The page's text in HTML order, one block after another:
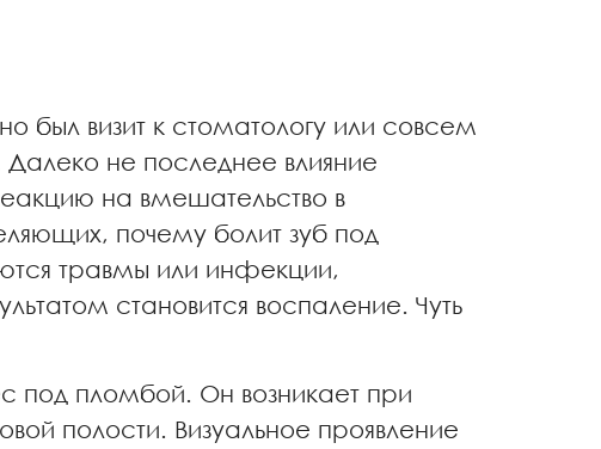
был визит к стоматологу или совсем
не последнее влияние
на вмешательство в
почему болит зуб под
травмы или инфекции,
становится воспаление. Чуть
под пломбой. Он возникает при
полости. Визуальное проявление